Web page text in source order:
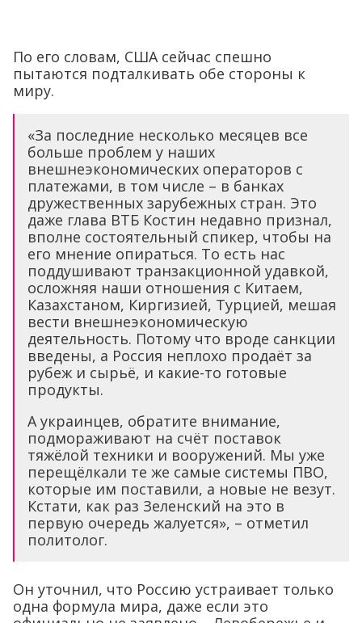
По его словам, США сейчас спешно
пытаются подталкивать обе стороны к
миру.
«За последние несколько месяцев все
больше проблем у наших
внешнеэкономических операторов с
платежами, в том числе – в банках
дружественных зарубежных стран. Это
даже глава ВТБ Костин недавно признал,
вполне состоятельный спикер, чтобы на
его мнение опираться. То есть нас
поддушивают транзакционной удавкой,
осложняя наши отношения с Китаем,
Казахстаном, Киргизией, Турцией, мешая
вести внешнеэкономическую
деятельность. Потому что вроде санкции
введены, а Россия неплохо продаёт за
рубеж и сырьё, и какие-то готовые
продукты.
А украинцев, обратите внимание,
подмораживают на счёт поставок
тяжёлой техники и вооружений. Мы уже
перещёлкали те же самые системы ПВО,
которые им поставили, а новые не везут.
Кстати, как раз Зеленский на это в
первую очередь жалуется», – отметил
политолог.
Он уточнил, что Россию устраивает только
одна формула мира, даже если это